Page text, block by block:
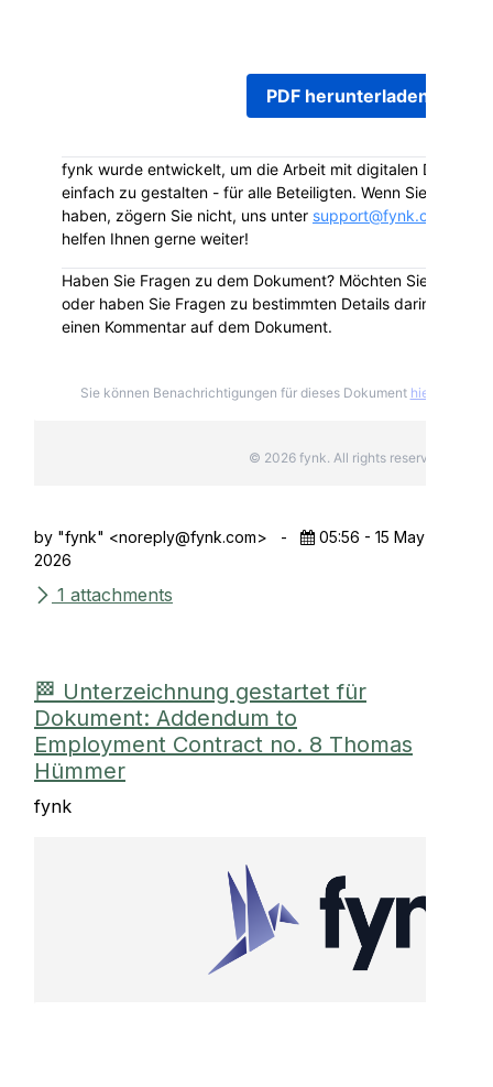
PDF herunterladen
fynk wurde entwickelt, um die Arbeit mit digitalen
einfach zu gestalten - für alle Beteiligten. Wenn Sie Fragen
haben, zögern Sie nicht, uns unter support@fynk.com
helfen Ihnen gerne weiter!
Haben Sie Fragen zu dem Dokument? Möchten Sie das
oder haben Sie Fragen zu bestimmten Details darin?
einen Kommentar auf dem Dokument.
Sie können Benachrichtigungen für dieses Dokument hier
© 2026 fynk. All rights reserved.
by "fynk" <noreply@fynk.com> -
05:56 - 15 May
2026
1 attachments
🏁 Unterzeichnung gestartet für
Dokument: Addendum to
Employment Contract no. 8 Thomas
Hümmer
fynk